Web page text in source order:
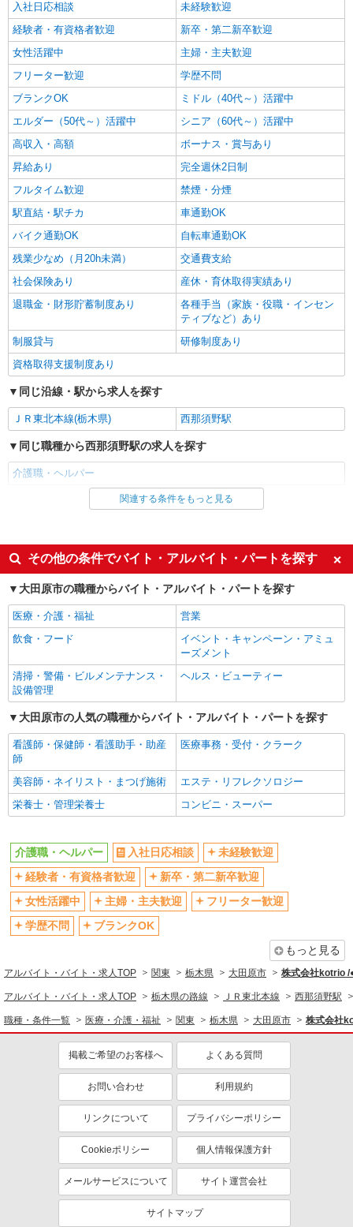
キープ 詳細を見る
派遣社員
株式会社kotrio /●UT-H-2099818
介護は人生のサポーター。サ高住STAFF募
集。日払いOK！
時給1500円〜2150円 ＜日払い有/週払い有/交
通費全支給(ガソリン代含む)＞
大田原市
キープ 詳細を見る
入社日応相談
未経験歓迎
経験者・有資格者歓迎
新卒・第二新卒歓迎
女性活躍中
主婦・主夫歓迎
フリーター歓迎
学歴不問
ブランクOK
ミドル（40代～）活躍中
エルダー（50代～）活躍中
シニア（60代～）活躍中
高収入・高額
ボーナス・賞与あり
昇給あり
完全週休2日制
フルタイム歓迎
禁煙・分煙
駅直結・駅チカ
車通勤OK
バイク通勤OK
自転車通勤OK
残業少なめ（月20h未満）
交通費支給
社会保険あり
産休・育休取得実績あり
退職金・財形貯蓄制度あり
各種手当（家族・役職・インセン
ティブなど）あり
制服貸与
研修制度あり
資格取得支援制度あり
同じ沿線・駅から求人を探す
ＪＲ東北本線(栃木県) 西那須野駅
同じ職種から西那須野駅の求人を探す
介護職・ヘルパー
同じ雇用形態から西那須野駅の求人を探す
同じ特徴から西那須野駅の求人を探す
入社日応相談
未経験歓迎
経験者・有資格者歓迎
新卒・第二新卒歓迎
女性活躍中
主婦・主夫歓迎
学歴不問
ブランクOK
ミドル（40代～）活躍中
エルダー（50代～）活躍中
高収入・高額
ボーナス・賞与あり
昇給あり
完全週休2日制
フルタイム歓迎
駅直結・駅チカ
車通勤OK
バイク通勤OK
自転車通勤OK
社会保険あり
産休・育休取得実績あり
退職金・財形貯蓄制度あり
各種手当（家族・役職・インセン
ティブなど）あり
制服貸与
資格取得支援制度あり
同じ職種から求人を探す
医療・介護・福祉
介護職・ヘルパー
同じ特徴から求人を探す
未経験歓迎
ミドル（40代～）活躍中
社会保険あり
産休・育休取得実績あり
関連する条件をもっと見る
その他の条件でバイト・アルバイト・パートを探す
大田原市の職種からバイト・アルバイト・パートを探す
医療・介護・福祉
営業
飲食・フード
イベント・キャンペーン・アミュ
ーズメント
清掃・警備・ビルメンテナンス・
設備管理
ヘルス・ビューティー
大田原市の人気の職種からバイト・アルバイト・パートを探す
看護師・保健師・看護助手・助産
師
医療事務・受付・クラーク
美容師・ネイリスト・まつげ施術
エステ・リフレクソロジー
栄養士・管理栄養士
コンビニ・スーパー
介護職・ヘルパー 入社日応相談
未経験歓迎
経験者・有資格者歓迎
新卒・第二新卒歓迎
女性活躍中
主婦・主夫歓迎
フリーター歓迎
学歴不問
ブランクOK
もっと見る
アルバイト・バイト・求人TOP 関東 栃木県 大田原市 株式会社kotrio /
アルバイト・バイト・求人TOP 栃木県の路線 ＪＲ東北本線 西那須野駅
職種・条件一覧 医療・介護・福祉 関東 栃木県 大田原市 株式会社
掲載ご希望のお客様へ よくある質問
お問い合わせ 利用規約
リンクについて プライバシーポリシー
Cookieポリシー 個人情報保護方針
メールサービスについて サイト運営会社
サイトマップ